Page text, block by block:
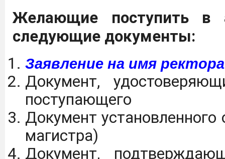
Желающие поступить в
следующие документы:
Заявление на имя ректора
Документ,
поступающего
Документ
магистра)
Документ,